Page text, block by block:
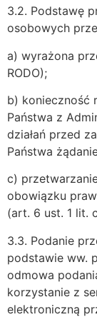
3.2. Podstawę
osobowych
a) wyrażona
RODO);
b) konieczność
Państwa z
działań przed
Państwa
c)
obowiązku
(art. 6 ust. 1 lit.
3.3. Podanie
podstawie ww.
odmowa
korzystanie z
elektroniczną